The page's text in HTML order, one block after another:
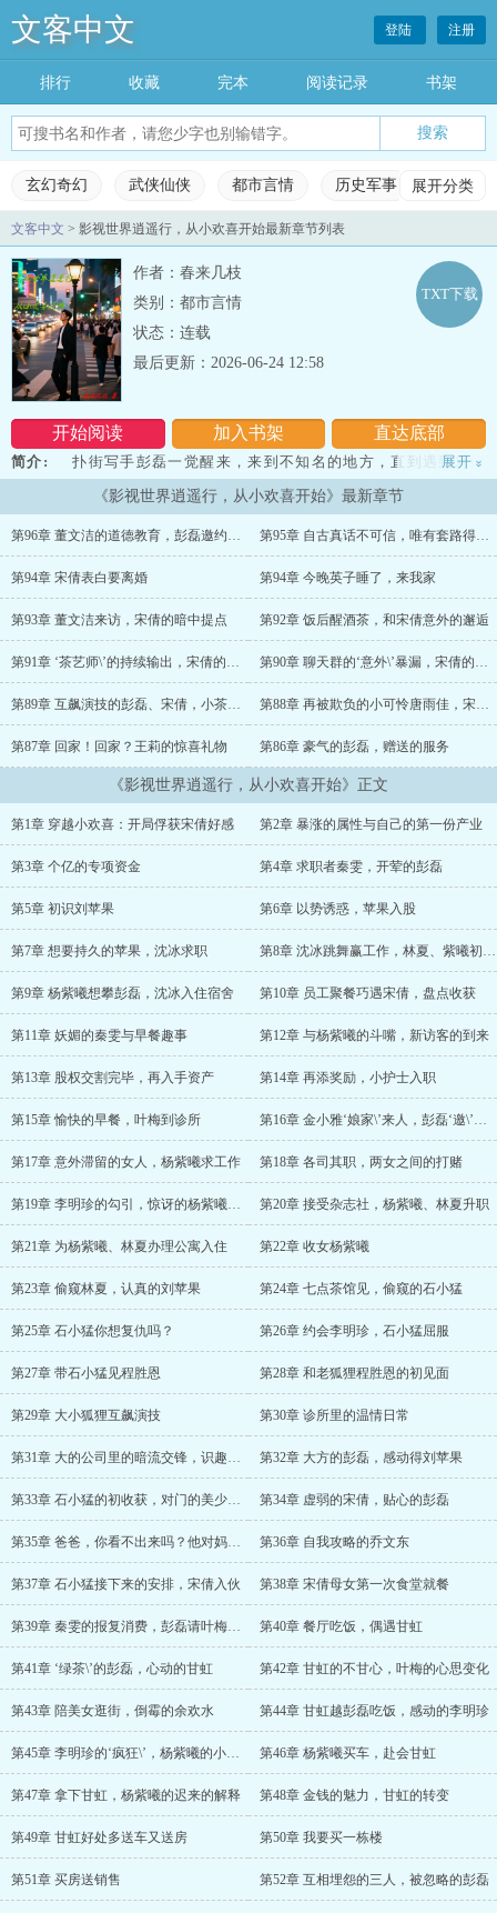
文客中文 登陆 注册
排行 收藏 完本 阅读记录 书架
玄幻奇幻 武侠仙侠 都市言情 历史军事 科幻灵
展开分类
玄幻奇幻 武侠仙侠 都市言情
科幻灵异 网游竞技 完本小说
排行榜 收藏榜单
文客中文 > 影视世界逍遥行，从小欢喜开始最新章节列表
作者：春来几枝
类别：都市言情
状态：连载
开始阅读 加入书架 直达底部
TXT下载
最后更新：2026-06-24 12:58
简介:
扑街写手彭磊一觉醒来，来到不知名的地方，直到遇到对门
出门的美女邻居，才知这是小欢喜世界。金手指也瞬间激活。本来以
为是单一世界，没想到通过系统介绍，这是影视综合世界。彭磊瞬间
兴奋起来，各位美女姐姐、妹妹、阿姨我彭磊来了。暂定等岁月》...
展开 »
《影视世界逍遥行，从小欢喜开始》最新章节
第96章 董文洁的道德教育，彭磊邀约董文洁 第95章 自古真话不可信，唯有套路得人心
第94章 宋倩表白要离婚 第94章 今晚英子睡了，来我家
第93章 董文洁来访，宋倩的暗中提点 第92章 饭后醒酒茶，和宋倩意外的邂逅
第91章 ‘茶艺师\’的持续输出，宋倩的心思转变 第90章 聊天群的‘意外\’暴漏，宋倩的邀请
第89章 互飙演技的彭磊、宋倩，小茶艺师初次表演 第88章 再被欺负的小可怜唐雨佳，宋倩来访
第87章 回家！回家？王莉的惊喜礼物 第86章 豪气的彭磊，赠送的服务
《影视世界逍遥行，从小欢喜开始》正文
第1章 穿越小欢喜：开局俘获宋倩好感 第2章 暴涨的属性与自己的第一份产业
第3章 个亿的专项资金 第4章 求职者秦雯，开荤的彭磊
第5章 初识刘苹果 第6章 以势诱惑，苹果入股
第7章 想要持久的苹果，沈冰求职 第8章 沈冰跳舞赢工作，林夏、紫曦初相识
第9章 杨紫曦想攀彭磊，沈冰入住宿舍 第10章 员工聚餐巧遇宋倩，盘点收获
第11章 妖媚的秦雯与早餐趣事 第12章 与杨紫曦的斗嘴，新访客的到来
第13章 股权交割完毕，再入手资产 第14章 再添奖励，小护士入职
第15章 愉快的早餐，叶梅到诊所 第16章 金小雅‘娘家\’来人，彭磊‘邀\’叶梅
第17章 意外滞留的女人，杨紫曦求工作 第18章 各司其职，两女之间的打赌
第19章 李明珍的勾引，惊讶的杨紫曦和林夏 第20章 接受杂志社，杨紫曦、林夏升职
第21章 为杨紫曦、林夏办理公寓入住 第22章 收女杨紫曦
第23章 偷窥林夏，认真的刘苹果 第24章 七点茶馆见，偷窥的石小猛
第25章 石小猛你想复仇吗？ 第26章 约会李明珍，石小猛屈服
第27章 带石小猛见程胜恩 第28章 和老狐狸程胜恩的初见面
第29章 大小狐狸互飙演技 第30章 诊所里的温情日常
第31章 大的公司里的暗流交锋，识趣的刘父刘母 第32章 大方的彭磊，感动得刘苹果
第33章 石小猛的初收获，对门的美少妇邻居 第34章 虚弱的宋倩，贴心的彭磊
第35章 爸爸，你看不出来吗？他对妈妈有意思！ 第36章 自我攻略的乔文东
第37章 石小猛接下来的安排，宋倩入伙 第38章 宋倩母女第一次食堂就餐
第39章 秦雯的报复消费，彭磊请叶梅吃饭 第40章 餐厅吃饭，偶遇甘虹
第41章 ‘绿茶\’的彭磊，心动的甘虹 第42章 甘虹的不甘心，叶梅的心思变化
第43章 陪美女逛街，倒霉的余欢水 第44章 甘虹越彭磊吃饭，感动的李明珍
第45章 李明珍的‘疯狂\’，杨紫曦的小心思 第46章 杨紫曦买车，赴会甘虹
第47章 拿下甘虹，杨紫曦的迟来的解释 第48章 金钱的魅力，甘虹的转变
第49章 甘虹好处多送车又送房 第50章 我要买一栋楼
第51章 买房送销售 第52章 互相埋怨的三人，被忽略的彭磊